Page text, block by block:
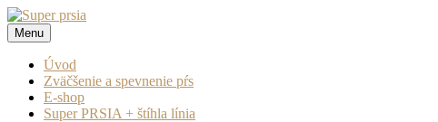
Prejsť
na
obsah
Super prsia
zväčšenie a spevnenie pŕs
Menu
Úvod
Zväčšenie a spevnenie pŕs
E-shop
Super PRSIA + štíhla línia